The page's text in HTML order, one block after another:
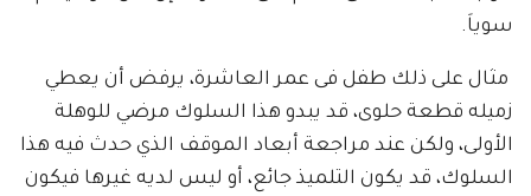
سوياَ.
مثال على ذلك طفل فى عمر العاشرة، يرفض أن يعطي
زميله قطعة حلوى، قد يبدو هذا السلوك مرضي للوهلة
الأولى، ولكن عند مراجعة أبعاد الموقف الذي حدث فيه هذا
السلوك، قد يكون التلميذ جائع، أو ليس لديه غيرها فيكون